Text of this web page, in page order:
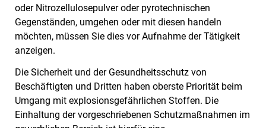
oder Nitrozellulosepulver oder pyrotechnischen
Gegenständen, umgehen oder mit diesen handeln
möchten, müssen Sie dies vor Aufnahme der Tätigkeit
anzeigen.
Die Sicherheit und der Gesundheitsschutz von
Beschäftigten und Dritten haben oberste Priorität beim
Umgang mit explosionsgefährlichen Stoffen. Die
Einhaltung der vorgeschriebenen Schutzmaßnahmen im